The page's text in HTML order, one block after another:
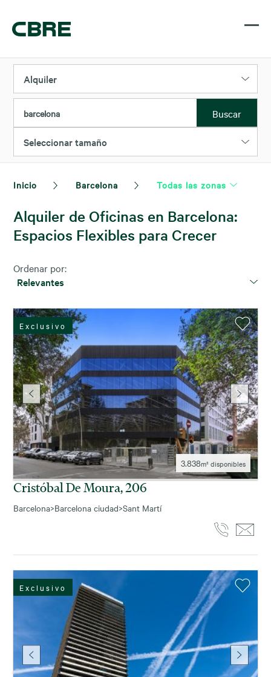
Alquiler
barcelona Buscar
Seleccionar tamaño
Inicio Barcelona Todas las zonas
Alquiler de Oficinas en Barcelona:
Espacios Flexibles para Crecer
Ordenar por:
Relevantes
3.838m² disponibles
Exclusivo
Cristóbal De Moura, 206
Barcelona>Barcelona ciudad>Sant Martí
Exclusivo